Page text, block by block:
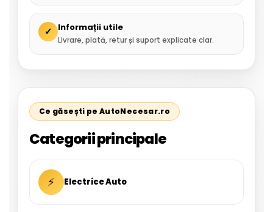
✓ Informații utile
Livrare, plată, retur și suport explicate clar.
Ce găsești pe AutoNecesar.ro
Categorii principale
⚡ Electrice Auto